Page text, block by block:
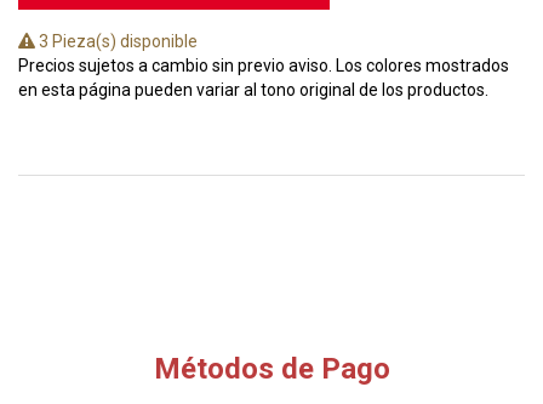
3 Pieza(s) disponible
Precios sujetos a cambio sin previo aviso. Los colores mostrados
en esta página pueden variar al tono original de los productos.
Métodos de Pago